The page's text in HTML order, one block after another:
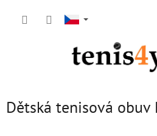
Dětská tenisová obuv